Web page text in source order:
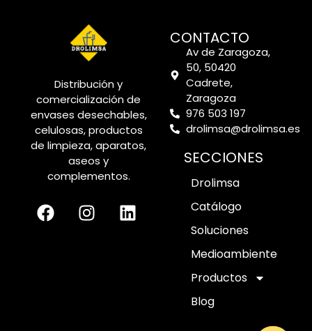
Distribución y
comercialización de
envases desechables,
celulosas, productos
de limpieza, aparatos,
aseos y
complementos.
CONTACTO
Av de Zaragoza,
50, 50420
Cadrete,
Zaragoza
976 503 197
drolimsa@drolimsa.es
SECCIONES
Drolimsa
Catálogo
Soluciones
Medioambiente
Productos
Blog